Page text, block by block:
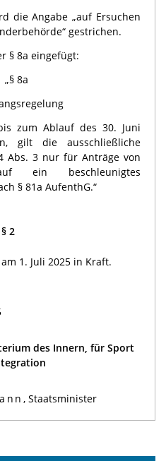
die Angabe „auf Ersuchen
gestrichen.
§ 8a eingefügt:
„§ 8a
zum Ablauf des 30. Juni
gilt die ausschließliche
Abs. 3 nur für Anträge von
ein beschleunigtes
§ 81a AufenthG.“
§ 2
1. Juli 2025 in Kraft.
des Innern, für Sport
, Staatsminister